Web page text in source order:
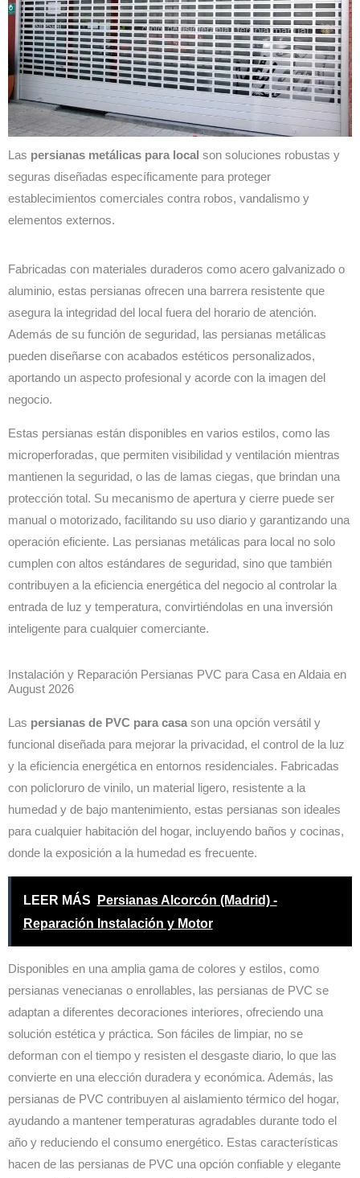
Las persianas metálicas para local son soluciones robustas y
seguras diseñadas específicamente para proteger
establecimientos comerciales contra robos, vandalismo y
elementos externos.
Fabricadas con materiales duraderos como acero galvanizado o
aluminio, estas persianas ofrecen una barrera resistente que
asegura la integridad del local fuera del horario de atención.
Además de su función de seguridad, las persianas metálicas
pueden diseñarse con acabados estéticos personalizados,
aportando un aspecto profesional y acorde con la imagen del
negocio.
Estas persianas están disponibles en varios estilos, como las
microperforadas, que permiten visibilidad y ventilación mientras
mantienen la seguridad, o las de lamas ciegas, que brindan una
protección total. Su mecanismo de apertura y cierre puede ser
manual o motorizado, facilitando su uso diario y garantizando una
operación eficiente. Las persianas metálicas para local no solo
cumplen con altos estándares de seguridad, sino que también
contribuyen a la eficiencia energética del negocio al controlar la
entrada de luz y temperatura, convirtiéndolas en una inversión
inteligente para cualquier comerciante.
Instalación y Reparación Persianas PVC para Casa en Aldaia en
August 2026
Las persianas de PVC para casason una opción versátil y
funcional diseñada para mejorar la privacidad, el control de la luz
y la eficiencia energética en entornos residenciales. Fabricadas
con policloruro de vinilo, un material ligero, resistente a la
humedad y de bajo mantenimiento, estas persianas son ideales
para cualquier habitación del hogar, incluyendo baños y cocinas,
donde la exposición a la humedad es frecuente.
LEER MÁS
Persianas Alcorcón (Madrid) -
Reparación Instalación y Motor
Disponibles en una amplia gama de colores y estilos, como
persianas venecianas o enrollables, las persianas de PVC se
adaptan a diferentes decoraciones interiores, ofreciendo una
solución estética y práctica. Son fáciles de limpiar, no se
deforman con el tiempo y resisten el desgaste diario, lo que las
convierte en una elección duradera y económica. Además, las
persianas de PVC contribuyen al aislamiento térmico del hogar,
ayudando a mantener temperaturas agradables durante todo el
año y reduciendo el consumo energético. Estas características
hacen de las persianas de PVC una opción confiable y elegante